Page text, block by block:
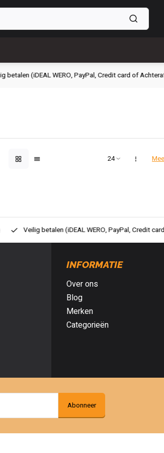
PayPal, Credit card of Achteraf betalen)
PayPal, Credit card of Achteraf betalen)
INFORMATIE
Over ons
Blog
Merken
Categorieën
Abonneer